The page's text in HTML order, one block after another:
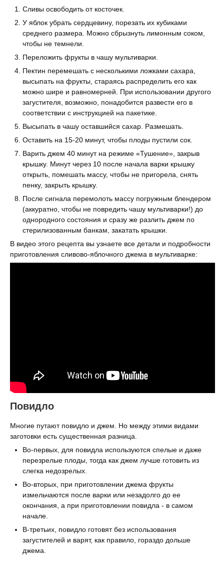
Сливы освободить от косточек.
У яблок убрать сердцевину, порезать их кубиками
среднего размера. Можно сбрызнуть лимонным соком,
чтобы не темнели.
Переложить фрукты в чашу мультиварки.
Пектин перемешать с несколькими ложками сахара,
высыпать на фрукты, стараясь распределить его как
можно шире и равномерней. При использовании другого
загустителя, возможно, понадобится развести его в
соответствии с инструкцией на пакетике.
Высыпать в чашу оставшийся сахар. Размешать.
Оставить на 15-20 минут, чтобы плоды пустили сок.
Варить джем 40 минут на режиме «Тушение», закрыв
крышку. Минут через 10 после начала варки крышку
открыть, помешать массу, чтобы не пригорела, снять
пенку, закрыть крышку.
После сигнала перемолоть массу погружным блендером
(аккуратно, чтобы не повредить чашу мультиварки!) до
однородного состояния и сразу же разлить джем по
стерилизованным банкам, закатать крышки.
В видео этого рецепта вы узнаете все детали и подробности
приготовления сливово-яблочного джема в мультиварке:
Повидло
Многие путают повидло и джем. Но между этими видами
заготовки есть существенная разница.
Во-первых, для повидла используются спелые и даже
перезрелые плоды, тогда как джем лучше готовить из
слегка недозрелых.
Во-вторых, при приготовлении джема фрукты
измельчаются после варки или незадолго до ее
окончания, а при приготовлении повидла - в самом
начале.
В-третьих, повидло готовят без использования
загустителей и варят, как правило, гораздо дольше
джема.